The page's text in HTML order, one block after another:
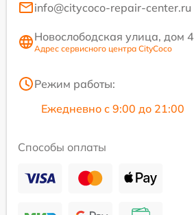
info@citycoco-repair-center.ru
Новослободская улица, дом 4
Адрес сервисного центра CityCoco
Режим работы:
Ежедневно с 9:00 до 21:00
Способы оплаты